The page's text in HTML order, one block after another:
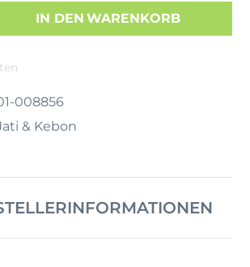
IN DEN WARENKORB
008856
& Kebon